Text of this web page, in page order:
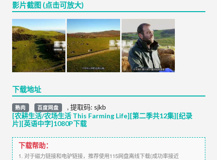
影片截图 (点击可放大)
下载地址
熟肉 百度网盘
[农耕生活/农场生活 This Farming Life][第二季共12集][纪录
片][英语中字]1080P下载
, 提取码: sjkb
下载帮助：
1. 对于磁力链接和电驴链接，推荐使用115网盘离线下载(成功率接近